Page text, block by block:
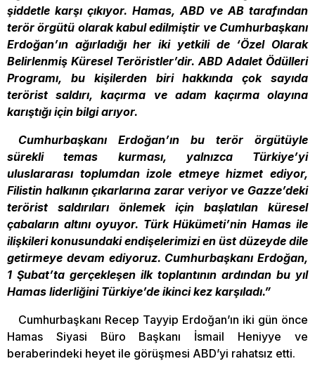
şiddetle karşı çıkıyor. Hamas, ABD ve AB tarafından
terör örgütü olarak kabul edilmiştir ve Cumhurbaşkanı
Erdoğan’ın ağırladığı her iki yetkili de ‘Özel Olarak
Belirlenmiş Küresel Teröristler’dir. ABD Adalet Ödülleri
Programı, bu kişilerden biri hakkında çok sayıda
terörist saldırı, kaçırma ve adam kaçırma olayına
karıştığı için bilgi arıyor.
Cumhurbaşkanı Erdoğan’ın bu terör örgütüyle
sürekli temas kurması, yalnızca Türkiye’yi
uluslararası toplumdan izole etmeye hizmet ediyor,
Filistin halkının çıkarlarına zarar veriyor ve Gazze’deki
terörist saldırıları önlemek için başlatılan küresel
çabaların altını oyuyor. Türk Hükümeti’nin Hamas ile
ilişkileri konusundaki endişelerimizi en üst düzeyde dile
getirmeye devam ediyoruz. Cumhurbaşkanı Erdoğan,
1 Şubat’ta gerçekleşen ilk toplantının ardından bu yıl
Hamas liderliğini Türkiye’de ikinci kez karşıladı.”
Cumhurbaşkanı Recep Tayyip Erdoğan’ın iki gün önce
Hamas Siyasi Büro Başkanı İsmail Heniyye ve
beraberindeki heyet ile görüşmesi ABD’yi rahatsız etti.